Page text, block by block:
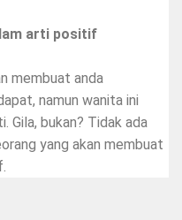
arti positif
membuat anda
namun wanita ini
Gila, bukan? Tidak ada
yang akan membuat